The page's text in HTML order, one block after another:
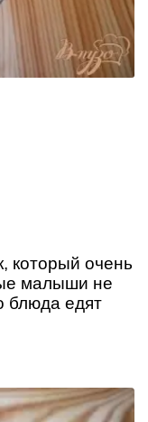
который очень
малыши не
блюда едят